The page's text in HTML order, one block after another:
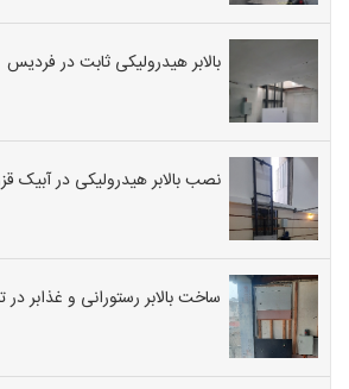
بالابر هیدرولیکی ثابت در فردیس
نصب بالابر هیدرولیکی در آبیک
ساخت بالابر رستورانی و غذابر در